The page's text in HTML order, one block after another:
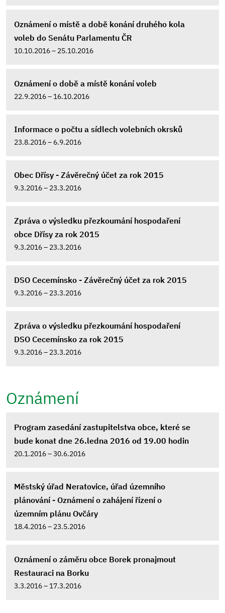
Oznámení o místě a době konání druhého kola
voleb do Senátu Parlamentu ČR
10.10.2016 – 25.10.2016
Oznámení o době a místě konání voleb
22.9.2016 – 16.10.2016
Informace o počtu a sídlech volebních okrsků
23.8.2016 – 6.9.2016
Obec Dřísy - Závěrečný účet za rok 2015
9.3.2016 – 23.3.2016
Zpráva o výsledku přezkoumání hospodaření
obce Dřísy za rok 2015
9.3.2016 – 23.3.2016
DSO Cecemínsko - Závěrečný účet za rok 2015
9.3.2016 – 23.3.2016
Zpráva o výsledku přezkoumání hospodaření
DSO Cecemínsko za rok 2015
9.3.2016 – 23.3.2016
Oznámení
Program zasedání zastupitelstva obce, které se
bude konat dne 26.ledna 2016 od 19.00 hodin
20.1.2016 – 30.6.2016
Městský úřad Neratovice, úřad územního
plánování - Oznámení o zahájení řízení o
územním plánu Ovčáry
18.4.2016 – 23.5.2016
Oznámení o záměru obce Borek pronajmout
Restauraci na Borku
3.3.2016 – 17.3.2016